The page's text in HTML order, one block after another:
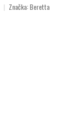
Značka:Beretta